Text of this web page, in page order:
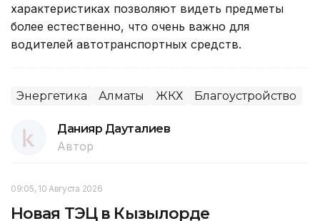
характеристиках позволяют видеть предметы
более естественно, что очень важно для
водителей автотранспортных средств.
Энергетика Алматы ЖКХ Благоустройство
Данияр Дауталиев
Автор
09:05, 10 Августа 2026
Новая ТЭЦ в Кызылорде